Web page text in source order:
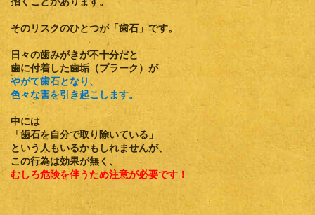
そのリスクのひとつが「歯石」です。
日々の歯みがきが不十分だと
歯に付着した歯垢（プラーク）が
やがて歯石となり、
色々な害を引き起こします。
中には
「歯石を自分で取り除いている」
という人もいるかもしれませんが、
この行為は効果が無く、
むしろ危険を伴うため注意が必要です！